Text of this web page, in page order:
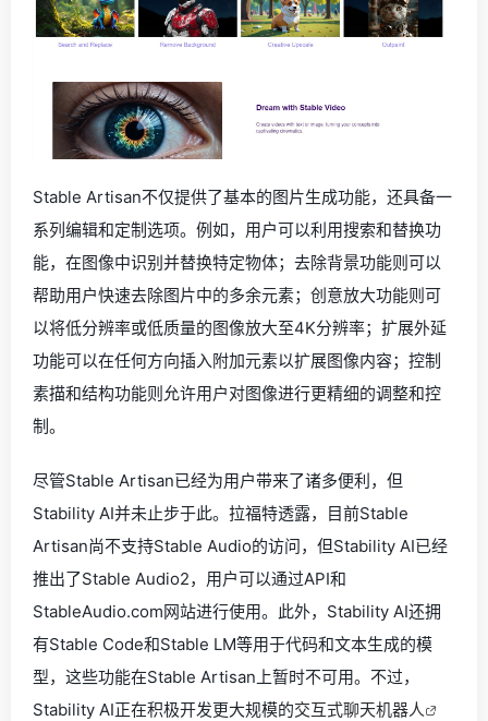
Stable Artisan不仅提供了基本的图片生成功能，还具备一
系列编辑和定制选项。例如，用户可以利用搜索和替换功
能，在图像中识别并替换特定物体；去除背景功能则可以
帮助用户快速去除图片中的多余元素；创意放大功能则可
以将低分辨率或低质量的图像放大至4K分辨率；扩展外延
功能可以在任何方向插入附加元素以扩展图像内容；控制
素描和结构功能则允许用户对图像进行更精细的调整和控
制。
尽管Stable Artisan已经为用户带来了诸多便利，但
Stability AI并未止步于此。拉福特透露，目前Stable
Artisan尚不支持Stable Audio的访问，但Stability AI已经
推出了Stable Audio2，用户可以通过API和
StableAudio.com网站进行使用。此外，Stability AI还拥
有Stable Code和Stable LM等用于代码和文本生成的模
型，这些功能在Stable Artisan上暂时不可用。不过，
Stability AI正在积极开发更大规模的交互式聊天机器人